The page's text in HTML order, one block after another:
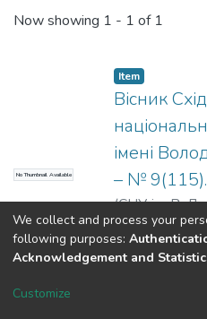
Recent Submissions
Now showing 1 - 1 of 1
No Thumbnail Available
Item
Вісник
імені
– № 9(115).
(СНУ ім. В.
Dspace & Volodymyr Dahl
We collect and process your
following purposes:
Acknowledgement and
Customize